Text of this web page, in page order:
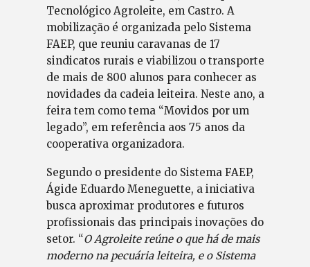
Tecnológico Agroleite, em Castro. A
mobilização é organizada pelo Sistema
FAEP, que reuniu caravanas de 17
sindicatos rurais e viabilizou o transporte
de mais de 800 alunos para conhecer as
novidades da cadeia leiteira. Neste ano, a
feira tem como tema “Movidos por um
legado”, em referência aos 75 anos da
cooperativa organizadora.
Segundo o presidente do Sistema FAEP,
Ágide Eduardo Meneguette, a iniciativa
busca aproximar produtores e futuros
profissionais das principais inovações do
setor. “O Agroleite reúne o que há de mais
moderno na pecuária leiteira, e o Sistema